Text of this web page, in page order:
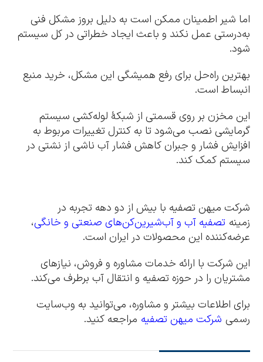
اما شیر اطمینان ممکن است به دلیل بروز مشکل فنی
به‌درستی عمل نکند و باعث ایجاد خطراتی در کل سیستم
شود.
بهترین راه‌حل برای رفع همیشگی این مشکل، خرید منبع
انبساط است.
این مخزن بر روی قسمتی از شبکۀ لوله‌کشی سیستم
گرمایشی نصب می‌شود تا به کنترل تغییرات مربوط به
افزایش فشار و جبران کاهش فشار آب ناشی از نشتی در
سیستم کمک کند.
شرکت میهن تصفیه با بیش از دو دهه تجربه در
زمینه تصفیه آب و آب‌شیرین‌کن‌های صنعتی و خانگی،
عرضه‌کننده این محصولات در ایران است.
این شرکت با ارائه خدمات مشاوره و فروش، نیازهای
مشتریان را در حوزه تصفیه و انتقال آب برطرف می‌کند.
برای اطلاعات بیشتر و مشاوره، می‌توانید به وب‌سایت
رسمی شرکت میهن تصفیه مراجعه کنید.